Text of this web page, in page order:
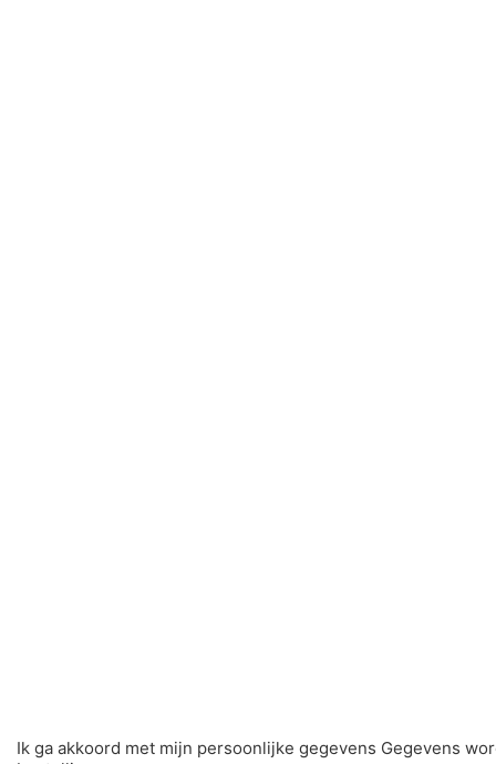
Ik ga akkoord met mijn persoonlijke gegevens Gegevens